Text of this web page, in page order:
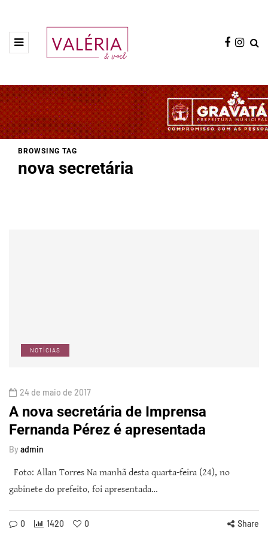
BROWSING TAG
nova secretária
NOTÍCIAS
24 de maio de 2017
A nova secretária de Imprensa
Fernanda Pérez é apresentada
By admin
Foto: Allan Torres Na manhã desta quarta-feira (24), no
gabinete do prefeito, foi apresentada…
0 1420 0 Share